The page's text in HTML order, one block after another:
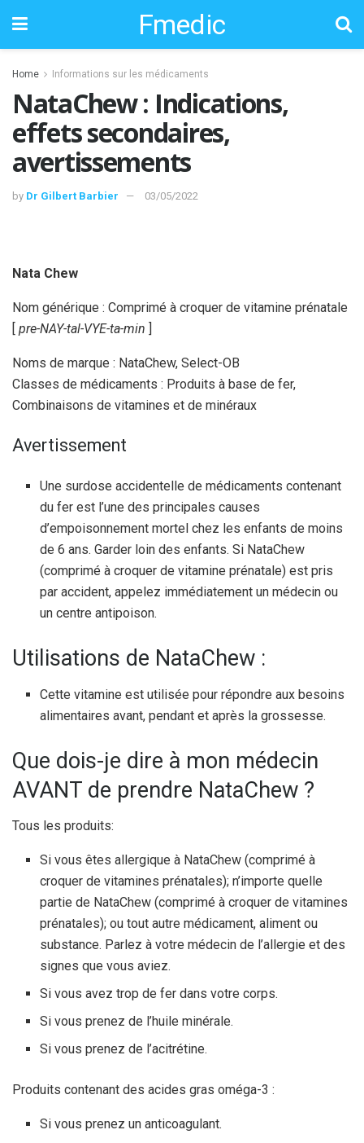
Fmedic
Home Informations sur les médicaments
NataChew : Indications,
effets secondaires,
avertissements
by Dr Gilbert Barbier 03/05/2022
Nata Chew
Nom générique : Comprimé à croquer de vitamine prénatale
[ pre-NAY-tal-VYE-ta-min ]
Noms de marque : NataChew, Select-OB
Classes de médicaments : Produits à base de fer,
Combinaisons de vitamines et de minéraux
Avertissement
Une surdose accidentelle de médicaments contenant
du fer est l’une des principales causes
d’empoisonnement mortel chez les enfants de moins
de 6 ans. Garder loin des enfants. Si NataChew
(comprimé à croquer de vitamine prénatale) est pris
par accident, appelez immédiatement un médecin ou
un centre antipoison.
Utilisations de NataChew :
Cette vitamine est utilisée pour répondre aux besoins
alimentaires avant, pendant et après la grossesse.
Que dois-je dire à mon médecin
AVANT de prendre NataChew ?
Tous les produits:
Si vous êtes allergique à NataChew (comprimé à
croquer de vitamines prénatales); n’importe quelle
partie de NataChew (comprimé à croquer de vitamines
prénatales); ou tout autre médicament, aliment ou
substance. Parlez à votre médecin de l’allergie et des
signes que vous aviez.
Si vous avez trop de fer dans votre corps.
Si vous prenez de l’huile minérale.
Si vous prenez de l’acitrétine.
Produits contenant des acides gras oméga-3 :
Si vous prenez un anticoagulant.